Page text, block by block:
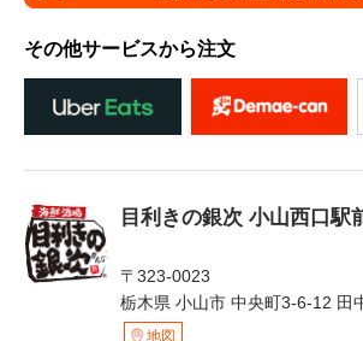
その他サービスから注文
目利きの銀次 小山西口駅
〒323-0023
栃木県 小山市 中央町3-6-12 田
地図